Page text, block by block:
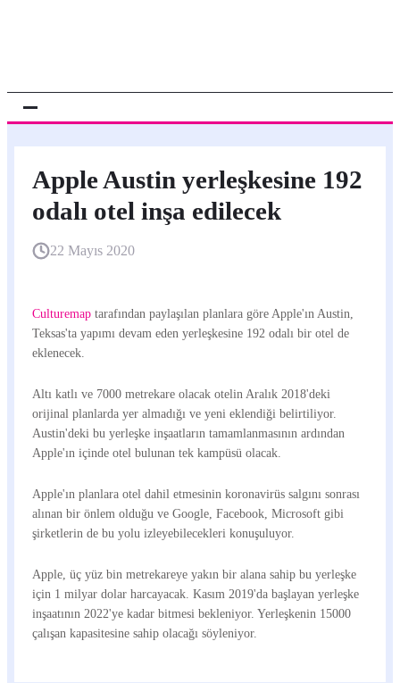
Apple Austin yerleşkesine 192
odalı otel inşa edilecek
22 Mayıs 2020
Culturemap tarafından paylaşılan planlara göre Apple'ın Austin,
Teksas'ta yapımı devam eden yerleşkesine 192 odalı bir otel de
eklenecek.
Altı katlı ve 7000 metrekare olacak otelin Aralık 2018'deki
orijinal planlarda yer almadığı ve yeni eklendiği belirtiliyor.
Austin'deki bu yerleşke inşaatların tamamlanmasının ardından
Apple'ın içinde otel bulunan tek kampüsü olacak.
Apple'ın planlara otel dahil etmesinin koronavirüs salgını sonrası
alınan bir önlem olduğu ve Google, Facebook, Microsoft gibi
şirketlerin de bu yolu izleyebilecekleri konuşuluyor.
Apple, üç yüz bin metrekareye yakın bir alana sahip bu yerleşke
için 1 milyar dolar harcayacak. Kasım 2019'da başlayan yerleşke
inşaatının 2022'ye kadar bitmesi bekleniyor. Yerleşkenin 15000
çalışan kapasitesine sahip olacağı söyleniyor.